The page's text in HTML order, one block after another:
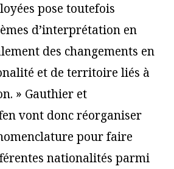
pose toutefois
d’interprétation en
des changements en
et de territoire liés à
» Gauthier et
vont donc réorganiser
pour faire
nationalités parmi